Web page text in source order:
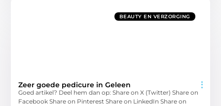
BEAUTY EN VERZORGING
Zeer goede pedicure in Geleen
Goed artikel? Deel hem dan op: Share on X (Twitter) Share on
Facebook Share on Pinterest Share on LinkedIn Share on